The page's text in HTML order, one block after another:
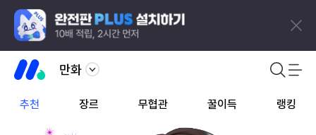
만화
추천 장르 무협관 꿀이득 랭킹